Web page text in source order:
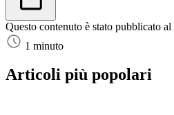
Questo contenuto è stato pubblicato al
1 minuto
Articoli più popolari